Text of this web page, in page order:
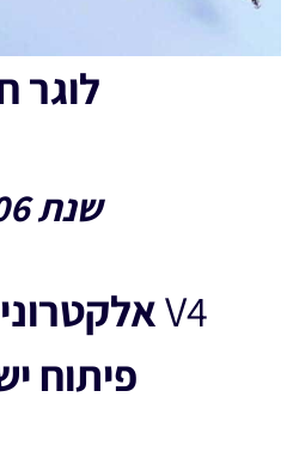
לוגר
שנת 2006
V4
פיתוח